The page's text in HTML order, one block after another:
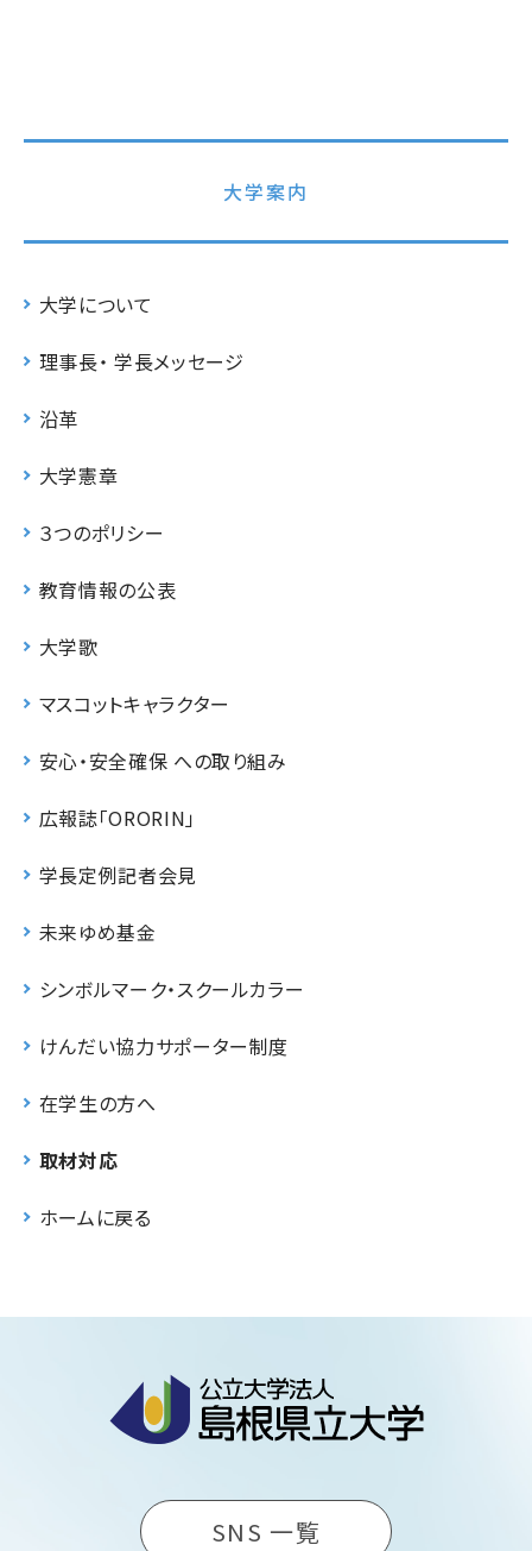
大学案内
大学について
理事長・ 学長メッセージ
沿革
大学憲章
３つのポリシー
教育情報の公表
大学歌
マスコットキャラクター
安心・安全確保 への取り組み
広報誌「ORORIN」
学長定例記者会見
未来ゆめ基金
シンボルマーク・スクールカラー
けんだい協力サポーター制度
在学生の方へ
取材対応
ホームに戻る
SNS 一覧